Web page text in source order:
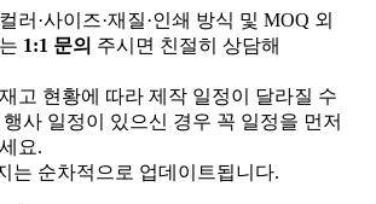
컬러·사이즈·재질·인쇄 방식 및 MOQ 외
1:1 문의 주시면 친절히 상담해
재고 현황에 따라 제작 일정이 달라질 수
사 일정이 있으신 경우 꼭 일정을 먼저
요.
는 순차적으로 업데이트됩니다.